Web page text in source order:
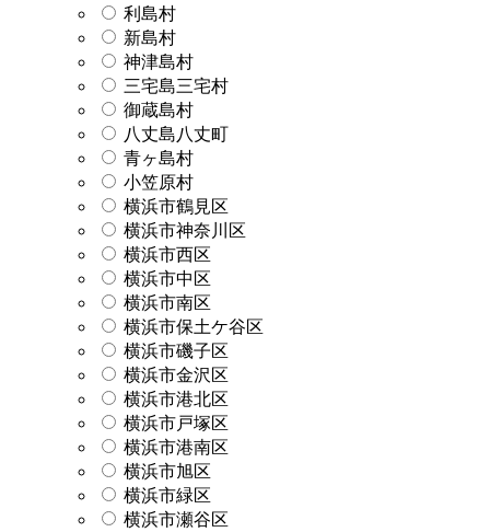
利島村
新島村
神津島村
三宅島三宅村
御蔵島村
八丈島八丈町
青ヶ島村
小笠原村
横浜市鶴見区
横浜市神奈川区
横浜市西区
横浜市中区
横浜市南区
横浜市保土ケ谷区
横浜市磯子区
横浜市金沢区
横浜市港北区
横浜市戸塚区
横浜市港南区
横浜市旭区
横浜市緑区
横浜市瀬谷区